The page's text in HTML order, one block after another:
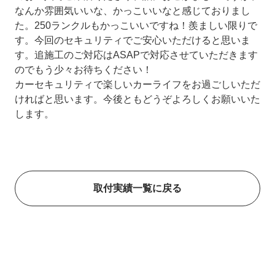
なんか雰囲気いいな、かっこいいなと感じておりまし
た。250ランクルもかっこいいですね！羨ましい限りで
す。今回のセキュリティでご安心いただけると思いま
す。追施工のご対応はASAPで対応させていただきます
のでもう少々お待ちください！
カーセキュリティで楽しいカーライフをお過ごしいただ
ければと思います。今後ともどうぞよろしくお願いいた
します。
取付実績一覧に戻る